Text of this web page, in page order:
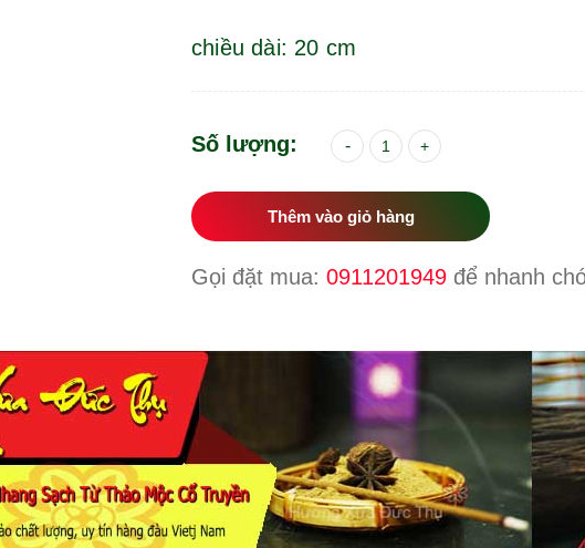
chiều dài: 20 cm
Số lượng: - +
Thêm vào giỏ hàng
Gọi đặt mua: 0911201949 để nhanh